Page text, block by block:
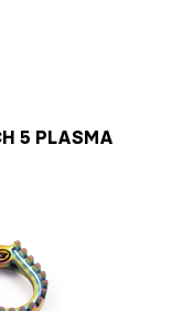
5 PLASMA